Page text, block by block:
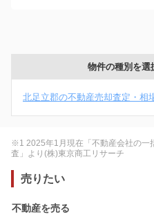
物件の種別を選
北足立郡の不動産売却査定・相
※1 2025年1月現在「不動産会社の一
査」より(株)東京商工リサーチ
売りたい
不動産を売る